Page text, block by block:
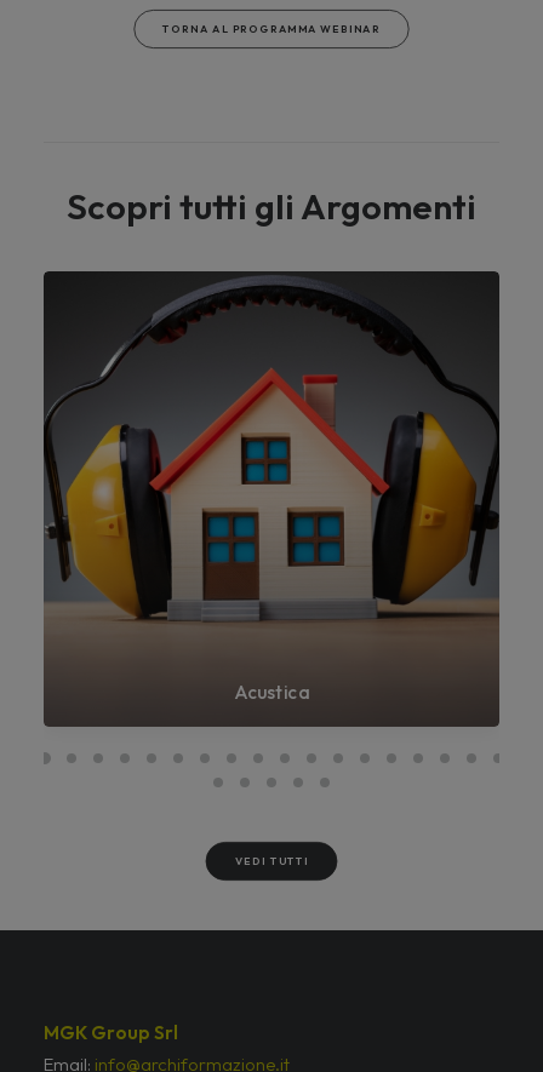
TORNA AL PROGRAMMA WEBINAR
Scopri tutti gli Argomenti
Acustica
VEDI TUTTI
MGK Group Srl
Email: info@archiformazione.it